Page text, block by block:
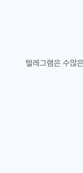
텔레그램은 수많